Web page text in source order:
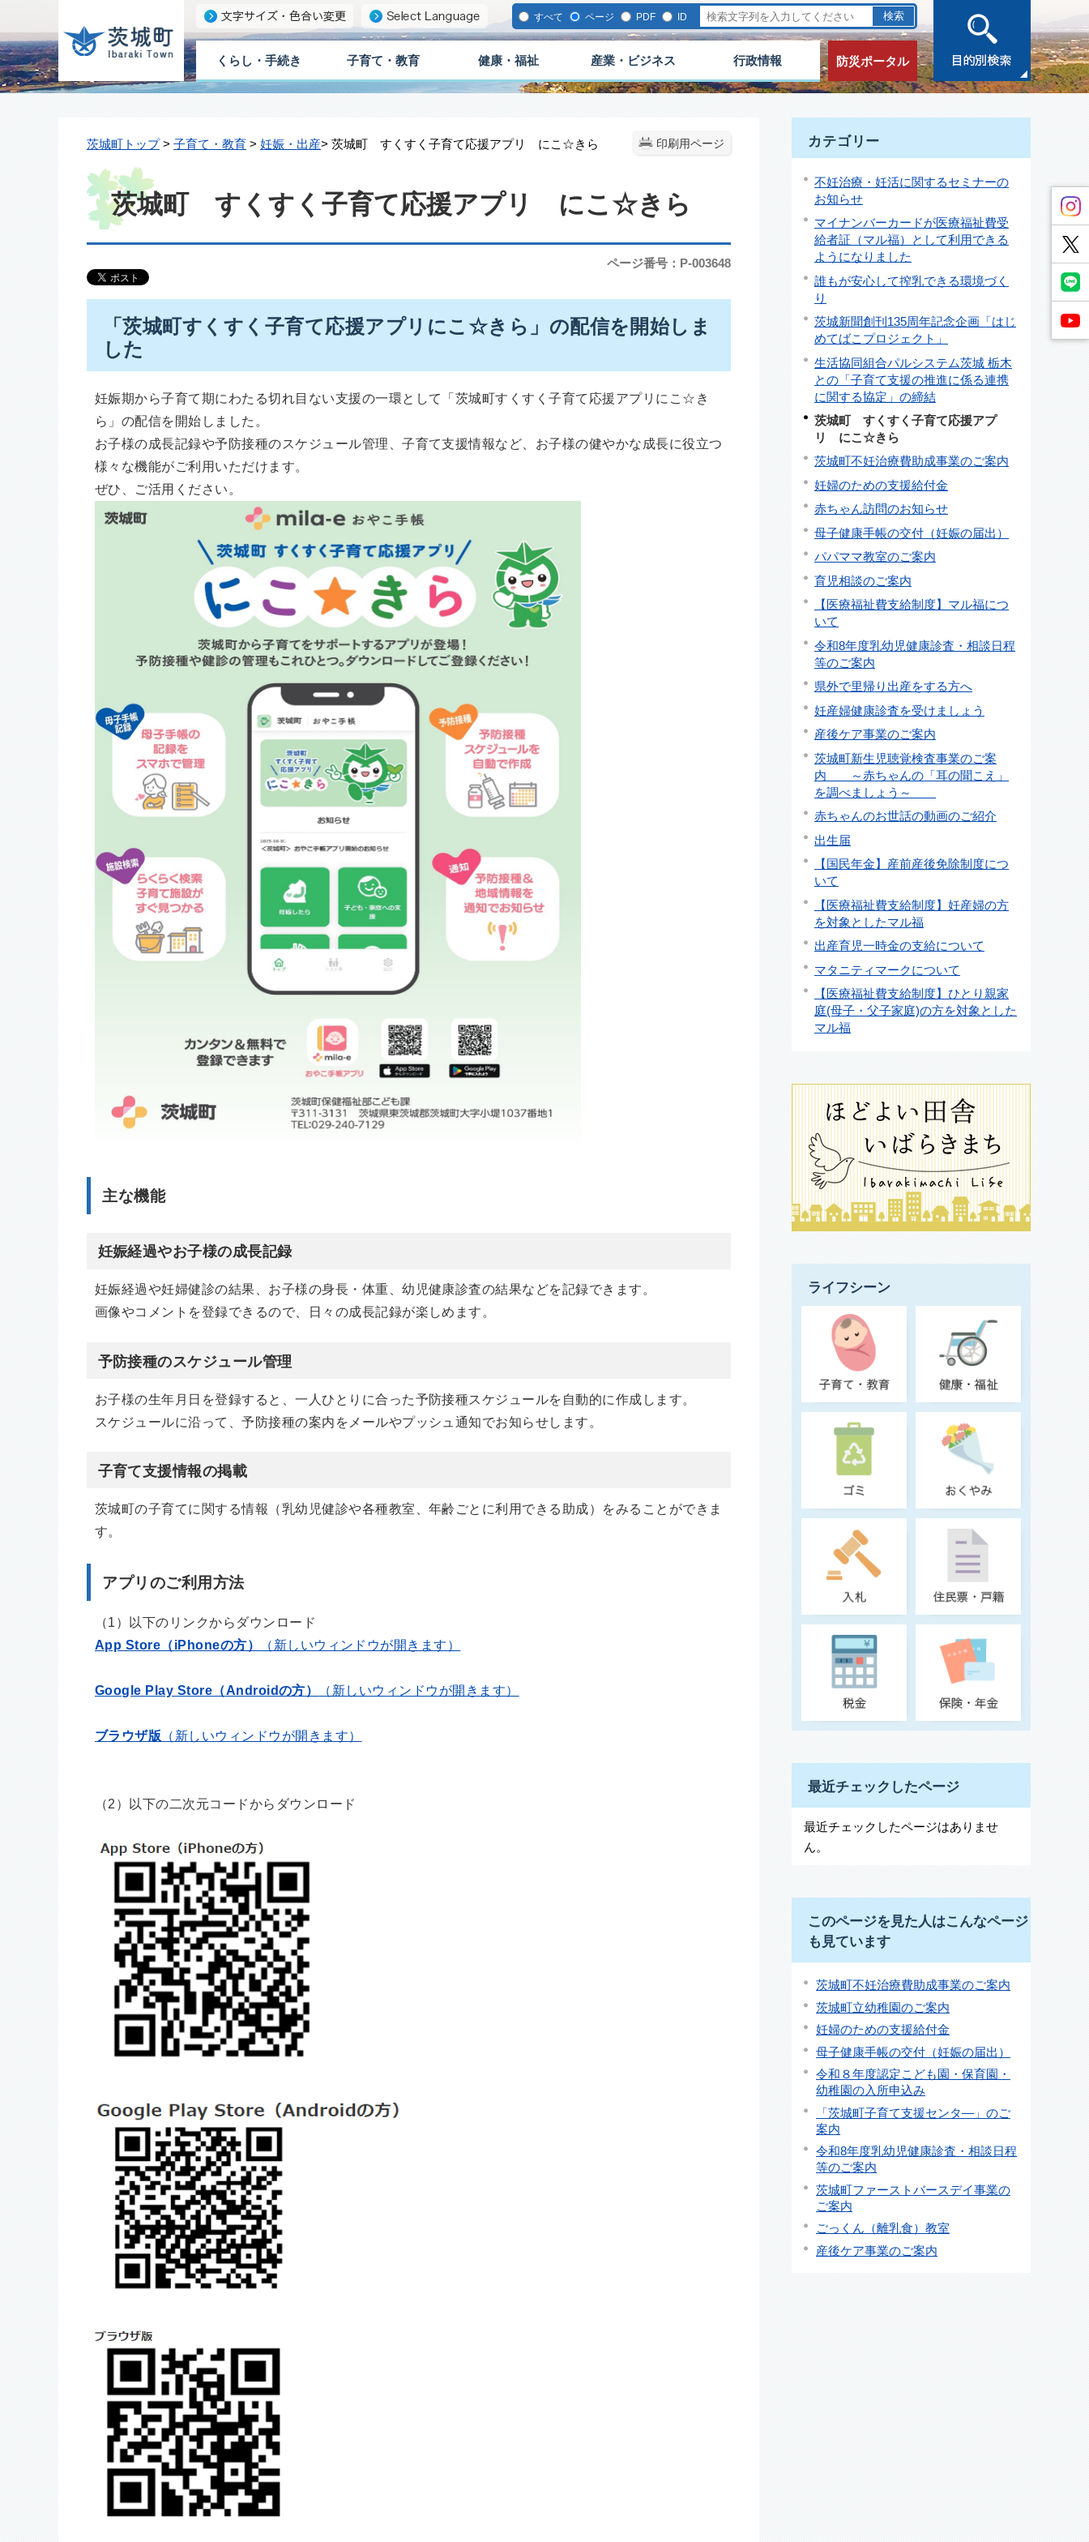
すべて ページ PDF ID
くらし・手続き 子育て・教育 健康・福祉 産業・ビジネス 行政情報 防災ポータル
印刷用ページ
茨城町トップ> 子育て・教育 > 妊娠・出産> 茨城町 すくすく子育て応援アプリ にこ☆きら
茨城町 すくすく子育て応援アプリ にこ☆きら
ページ番号：P-003648
「茨城町すくすく子育て応援アプリにこ☆きら」の配信を開始しま
した
妊娠期から子育て期にわたる切れ目ない支援の一環として「茨城町すくすく子育て応援アプリにこ☆き
ら」の配信を開始しました。
お子様の成長記録や予防接種のスケジュール管理、子育て支援情報など、お子様の健やかな成長に役立つ
様々な機能がご利用いただけます。
ぜひ、ご活用ください。
主な機能
妊娠経過やお子様の成長記録
妊娠経過や妊婦健診の結果、お子様の身長・体重、幼児健康診査の結果などを記録できます。
画像やコメントを登録できるので、日々の成長記録が楽しめます。
予防接種のスケジュール管理
お子様の生年月日を登録すると、一人ひとりに合った予防接種スケジュールを自動的に作成します。
スケジュールに沿って、予防接種の案内をメールやプッシュ通知でお知らせします。
子育て支援情報の掲載
茨城町の子育てに関する情報（乳幼児健診や各種教室、年齢ごとに利用できる助成）をみることができま
す。
アプリのご利用方法
（1）以下のリンクからダウンロード
App Store（iPhoneの方）
（新しいウィンドウが開きます）
Google Play Store（Androidの方） （新しいウィンドウが開きます）
ブラウザ版 （新しいウィンドウが開きます）
（2）以下の二次元コードからダウンロード
カテゴリー
不妊治療・妊活に関するセミナーの
お知らせ
マイナンバーカードが医療福祉費受
給者証（マル福）として利用できる
ようになりました
誰もが安心して搾乳できる環境づく
り
茨城新聞創刊135周年記念企画「はじ
めてばこプロジェクト」
生活協同組合パルシステム茨城 栃木
との「子育て支援の推進に係る連携
に関する協定」の締結
茨城町 すくすく子育て応援アプ
リ にこ☆きら
茨城町不妊治療費助成事業のご案内
妊婦のための支援給付金
赤ちゃん訪問のお知らせ
母子健康手帳の交付（妊娠の届出）
パパママ教室のご案内
育児相談のご案内
【医療福祉費支給制度】マル福につ
いて
令和8年度乳幼児健康診査・相談日程
等のご案内
県外で里帰り出産をする方へ
妊産婦健康診査を受けましょう
産後ケア事業のご案内
茨城町新生児聴覚検査事業のご案
内 ～赤ちゃんの「耳の聞こえ」
を調べましょう～
赤ちゃんのお世話の動画のご紹介
出生届
【国民年金】産前産後免除制度につ
いて
【医療福祉費支給制度】妊産婦の方
を対象としたマル福
出産育児一時金の支給について
マタニティマークについて
【医療福祉費支給制度】ひとり親家
庭(母子・父子家庭)の方を対象とした
マル福
ライフシーン
最近チェックしたページ
最近チェックしたページはありませ
ん。
このページを見た人はこんなページ
も見ています
茨城町不妊治療費助成事業のご案内
茨城町立幼稚園のご案内
妊婦のための支援給付金
母子健康手帳の交付（妊娠の届出）
令和８年度認定こども園・保育園・
幼稚園の入所申込み
「茨城町子育て支援センタ―」のご
案内
令和8年度乳幼児健康診査・相談日程
等のご案内
茨城町ファーストバースデイ事業の
ご案内
ごっくん（離乳食）教室
産後ケア事業のご案内